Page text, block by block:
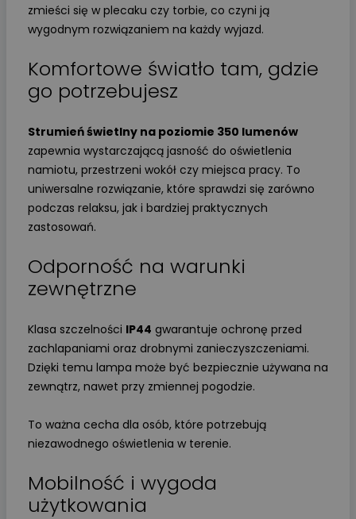
zmieści się w plecaku czy torbie, co czyni ją
wygodnym rozwiązaniem na każdy wyjazd.
Komfortowe światło tam, gdzie
go potrzebujesz
Strumień świetlny na poziomie 350 lumenów
zapewnia wystarczającą jasność do oświetlenia
namiotu, przestrzeni wokół czy miejsca pracy. To
uniwersalne rozwiązanie, które sprawdzi się zarówno
podczas relaksu, jak i bardziej praktycznych
zastosowań.
Odporność na warunki
zewnętrzne
Klasa szczelności IP44 gwarantuje ochronę przed
zachlapaniami oraz drobnymi zanieczyszczeniami.
Dzięki temu lampa może być bezpiecznie używana na
zewnątrz, nawet przy zmiennej pogodzie.
To ważna cecha dla osób, które potrzebują
niezawodnego oświetlenia w terenie.
Mobilność i wygoda
użytkowania